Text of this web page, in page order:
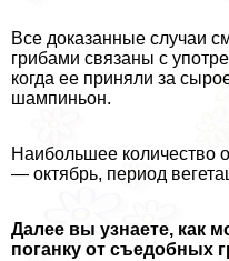
Все доказанные случаи
грибами связаны с
когда ее приняли за
шампиньон.
Наибольшее количество
— октябрь, период
Далее вы узнаете, как
поганку от съедобных